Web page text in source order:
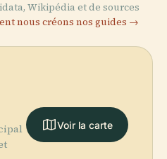
Wikipédia et de sources
nous créons nos guides →
Voir la carte